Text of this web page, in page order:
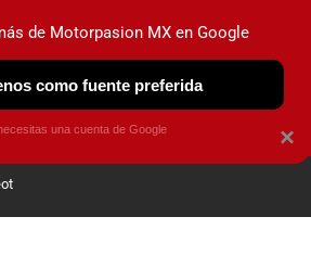
HOY NO CIRCULA
×
de Motorpasion MX en Google
como fuente preferida
una cuenta de Google